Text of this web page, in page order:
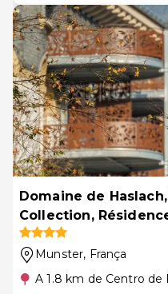
Domaine de
Collection,
Munster, França
A 1.8 km de Centro de